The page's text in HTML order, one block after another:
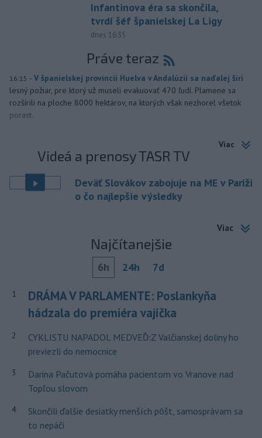
Infantinova éra sa skončila,
tvrdí šéf španielskej La Ligy
dnes 16:35
Práve teraz
16:15 - V španielskej provincii Huelva v Andalúzii sa naďalej šíri
lesný požiar, pre ktorý už museli evakuovať 470 ľudí. Plamene sa
rozšírili na ploche 8000 hektárov, na ktorých však nezhorel všetok
porast.
Viac
Videá a prenosy TASR TV
Deväť Slovákov zabojuje na ME v Paríži
o čo najlepšie výsledky
Viac
Najčítanejšie
6h 24h 7d
1
DRÁMA V PARLAMENTE: Poslankyňa
hádzala do premiéra vajíčka
2
CYKLISTU NAPADOL MEDVEĎ:Z Valčianskej doliny ho
previezli do nemocnice
3
Darina Pačutová pomáha pacientom vo Vranove nad
Topľou slovom
4
Skončili ďalšie desiatky menších pôšt, samosprávam sa
to nepáči